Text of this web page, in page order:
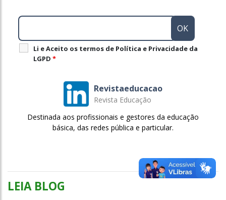
Li e Aceito os termos de Política e Privacidade da
LGPD *
Revistaeducacao
Revista Educação
Destinada aos profissionais e gestores da educação
básica, das redes pública e particular.
LEIA BLOG